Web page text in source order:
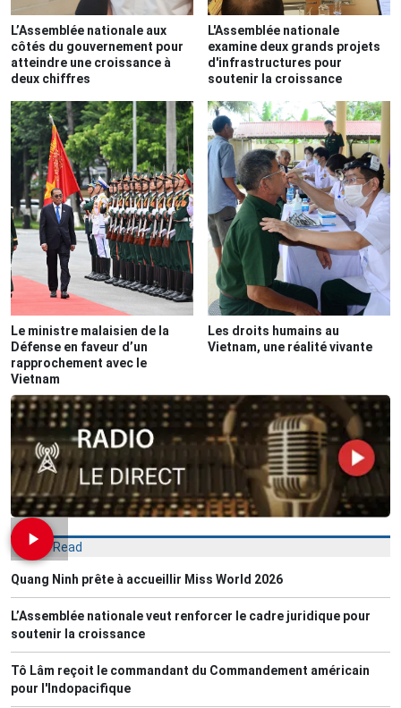
L’Assemblée nationale aux
côtés du gouvernement pour
atteindre une croissance à
deux chiffres
L'Assemblée nationale
examine deux grands projets
d'infrastructures pour
soutenir la croissance
Le ministre malaisien de la
Défense en faveur d’un
rapprochement avec le
Vietnam
Les droits humains au
Vietnam, une réalité vivante
Most Read
Quang Ninh prête à accueillir Miss World 2026
L’Assemblée nationale veut renforcer le cadre juridique pour
soutenir la croissance
Tô Lâm reçoit le commandant du Commandement américain
pour l'Indopacifique